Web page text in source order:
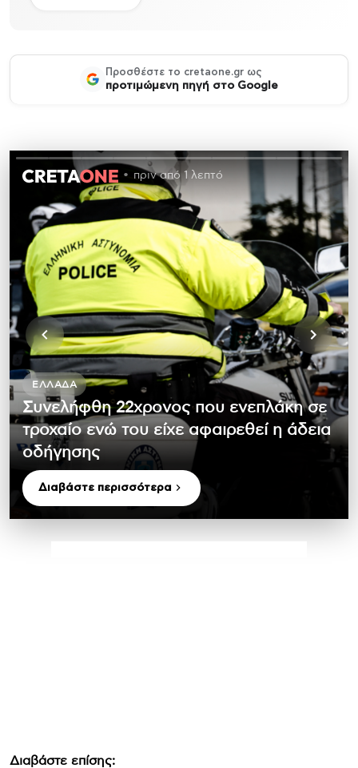
Προσθέστε το cretaone.gr ως
προτιμώμενη πηγή στο Google
πριν από 1 λεπτό
ΕΛΛΆΔΑ
Συνελήφθη 22χρονος που ενεπλάκη σε
τροχαίο ενώ του είχε αφαιρεθεί η άδεια
οδήγησης
Διαβάστε περισσότερα
Διαβάστε επίσης: